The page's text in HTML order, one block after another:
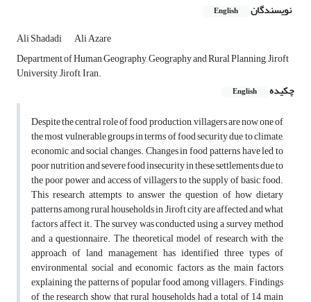
نویسندگان English
Ali Shadadi
Ali Azare
Department of Human Geography, Geography and Rural Planning, Jiroft
University, Jiroft, Iran.
چکیده
English
Despite the central role of food production, villagers are now one of
the most vulnerable groups in terms of food security due to climate,
economic and social changes. Changes in food patterns have led to
poor nutrition and severe food insecurity in these settlements due to
the poor power and access of villagers to the supply of basic food.
This research attempts to answer the question of how dietary
patterns among rural households in Jiroft city are affected and what
factors affect it. The survey was conducted using a survey method
and a questionnaire. The theoretical model of research with the
approach of land management has identified three types of
environmental, social and economic factors as the main factors
explaining the patterns of popular food among villagers. Findings
of the research show that rural households had a total of 14 main